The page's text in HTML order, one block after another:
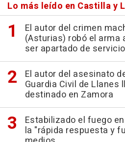
Lo más leído en Castilla y
El autor del crimen
(Asturias) robó el arma
ser apartado de
El autor del asesinato
Guardia Civil de Llanes
destinado en Zamora
Estabilizado el fuego
la "rápida respuesta y